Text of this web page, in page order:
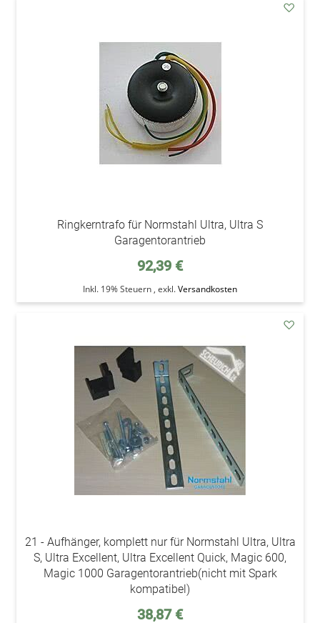
Ringkerntrafo für Normstahl Ultra, Ultra S
Garagentorantrieb
92,39 €
Inkl. 19% Steuern , exkl.Versandkosten
21 - Aufhänger, komplett nur für Normstahl Ultra, Ultra
S, Ultra Excellent, Ultra Excellent Quick, Magic 600,
Magic 1000 Garagentorantrieb(nicht mit Spark
kompatibel)
38,87 €